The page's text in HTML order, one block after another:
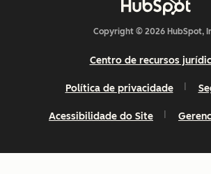
Copyright © 2026 HubSpot,
Centro de recursos
Política de privacidade
Acessibilidade do Site